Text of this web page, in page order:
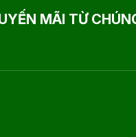
MÃI TỪ